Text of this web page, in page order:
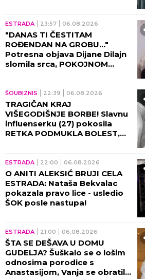
ESTRADA 23:57 06.08.2026
"DANAS TI ČESTITAM
ROĐENDAN NA GROBU..."
Potresna objava Dijane Dilajn
slomila srca, POKOJNOM
ŠOUBIZNIS 22:39 06.08.2026
TRAGIČAN KRAJ
VIŠEGODIŠNJE BORBE! Slavnu
influenserku (27) pokosila
RETKA PODMUKLA BOLEST,
ESTRADA 22:00 06.08.2026
O ANITI ALEKSIĆ BRUJI CELA
ESTRADA: Nataša Bekvalac
pokazala pravo lice - usledio
ŠOK posle nastupa!
ESTRADA 21:00 06.08.2026
ŠTA SE DEŠAVA U DOMU
GUDELJA? Šuškalo se o lošim
odnosima porodice s
Anastasijom, Vanja se obratila